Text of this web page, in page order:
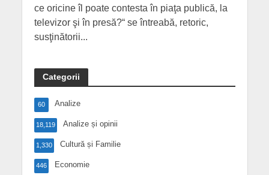
ce oricine îl poate contesta în piaţa publică, la
televizor şi în presă?“ se întreabă, retoric,
susţinătorii...
Categorii
Analize
60
Analize și opinii
18,119
Cultură și Familie
1,330
Economie
446